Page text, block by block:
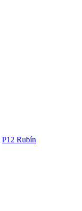
P12 Rubín